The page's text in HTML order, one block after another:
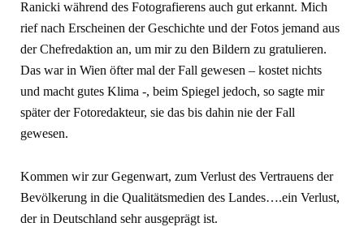
Ranicki während des Fotografierens auch gut erkannt. Mich
rief nach Erscheinen der Geschichte und der Fotos jemand aus
der Chefredaktion an, um mir zu den Bildern zu gratulieren.
Das war in Wien öfter mal der Fall gewesen – kostet nichts
und macht gutes Klima -, beim Spiegel jedoch, so sagte mir
später der Fotoredakteur, sie das bis dahin nie der Fall
gewesen.
Kommen wir zur Gegenwart, zum Verlust des Vertrauens der
Bevölkerung in die Qualitätsmedien des Landes….ein Verlust,
der in Deutschland sehr ausgeprägt ist.